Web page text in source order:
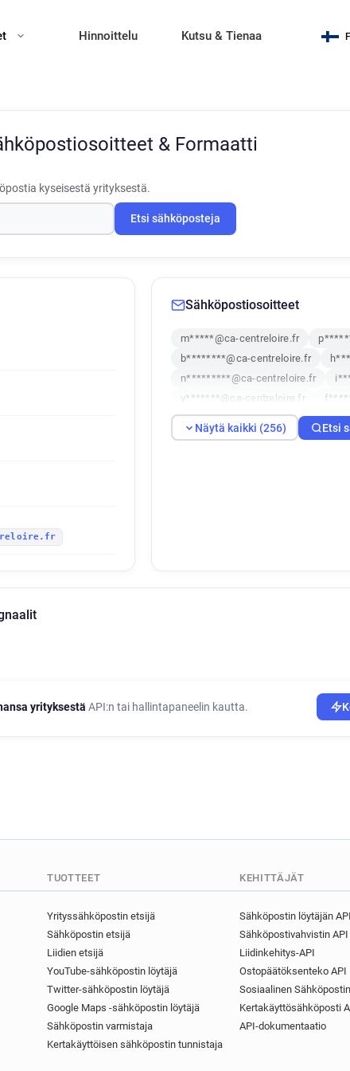
Hinnoittelu Kutsu & Tienaa FI
& Formaatti
kyseisestä yrityksestä.
Etsi sähköposteja
Sähköpostiosoitteet
m*****@ca-centreloire.fr
b********@ca-centreloire.fr
n*********@ca-centreloire.fr
y*******@ca-centreloire.fr
a*****@ca-centreloire.fr
q*****@ca-centreloire.fr
g***********@ca-centreloire.fr
h******@ca-centreloire.fr
q**********@ca-centreloire.fr
s**********@ca-centreloire.fr
e************@ca-centreloire.fr
t*******@ca-centreloire.fr
p********@ca-centreloire.fr
k************@ca-centreloire.fr
Näytä kaikki (256) Etsi
yrityksestä API:n tai hallintapaneelin kautta.
TUOTTEET
Yrityssähköpostin etsijä
Sähköpostin etsijä
Liidien etsijä
YouTube-sähköpostin löytäjä
Twitter-sähköpostin löytäjä
Google Maps -sähköpostin löytäjä
Sähköpostin varmistaja
Kertakäyttöisen sähköpostin tunnistaja
KEHITTÄJÄT
Sähköpostin löytäjän API
Sähköpostivahvistin API
Liidinkehitys-API
Ostopäätöksenteko API
Sosiaalinen
Kertakäyttösähköposti
API-dokumentaatio